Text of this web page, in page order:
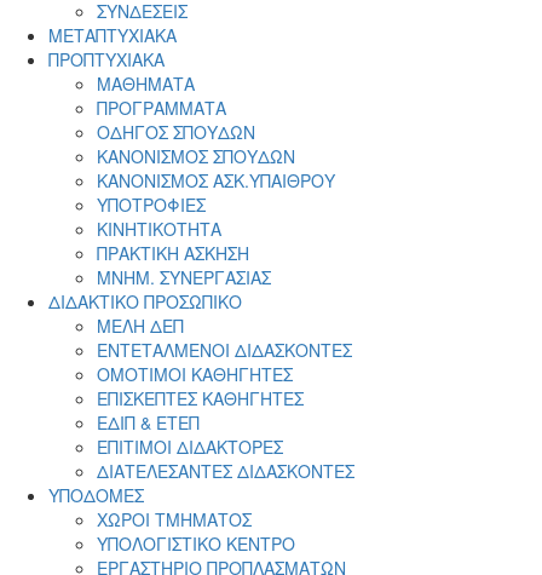
ΣΥΝΔΕΣΕΙΣ
ΜΕΤΑΠΤΥΧΙΑΚΑ
ΠΡΟΠΤΥΧΙΑΚΑ
ΜΑΘΗΜΑΤΑ
ΠΡΟΓΡΑΜΜΑΤΑ
ΟΔΗΓΟΣ ΣΠΟΥΔΩΝ
ΚΑΝΟΝΙΣΜΟΣ ΣΠΟΥΔΩΝ
ΚΑΝΟΝΙΣΜΟΣ ΑΣΚ.ΥΠΑΙΘΡΟΥ
ΥΠΟΤΡΟΦΙΕΣ
ΚΙΝΗΤΙΚΟΤΗΤΑ
ΠΡΑΚΤΙΚΗ ΑΣΚΗΣΗ
ΜΝΗΜ. ΣΥΝΕΡΓΑΣΙΑΣ
ΔΙΔΑΚΤΙΚΟ ΠΡΟΣΩΠΙΚΟ
ΜΕΛΗ ΔΕΠ
ΕΝΤΕΤΑΛΜΕΝΟΙ ΔΙΔΑΣΚΟΝΤΕΣ
ΟΜΟΤΙΜΟΙ ΚΑΘΗΓΗΤΕΣ
ΕΠΙΣΚΕΠΤΕΣ ΚΑΘΗΓΗΤΕΣ
ΕΔΙΠ & ΕΤΕΠ
ΕΠΙΤΙΜΟΙ ΔΙΔΑΚΤΟΡΕΣ
ΔΙΑΤΕΛΕΣΑΝΤΕΣ ΔΙΔΑΣΚΟΝΤΕΣ
ΥΠΟΔΟΜΕΣ
ΧΩΡΟΙ ΤΜΗΜΑΤΟΣ
ΥΠΟΛΟΓΙΣΤΙΚΟ ΚΕΝΤΡΟ
ΕΡΓΑΣΤΗΡΙΟ ΠΡΟΠΛΑΣΜΑΤΩΝ